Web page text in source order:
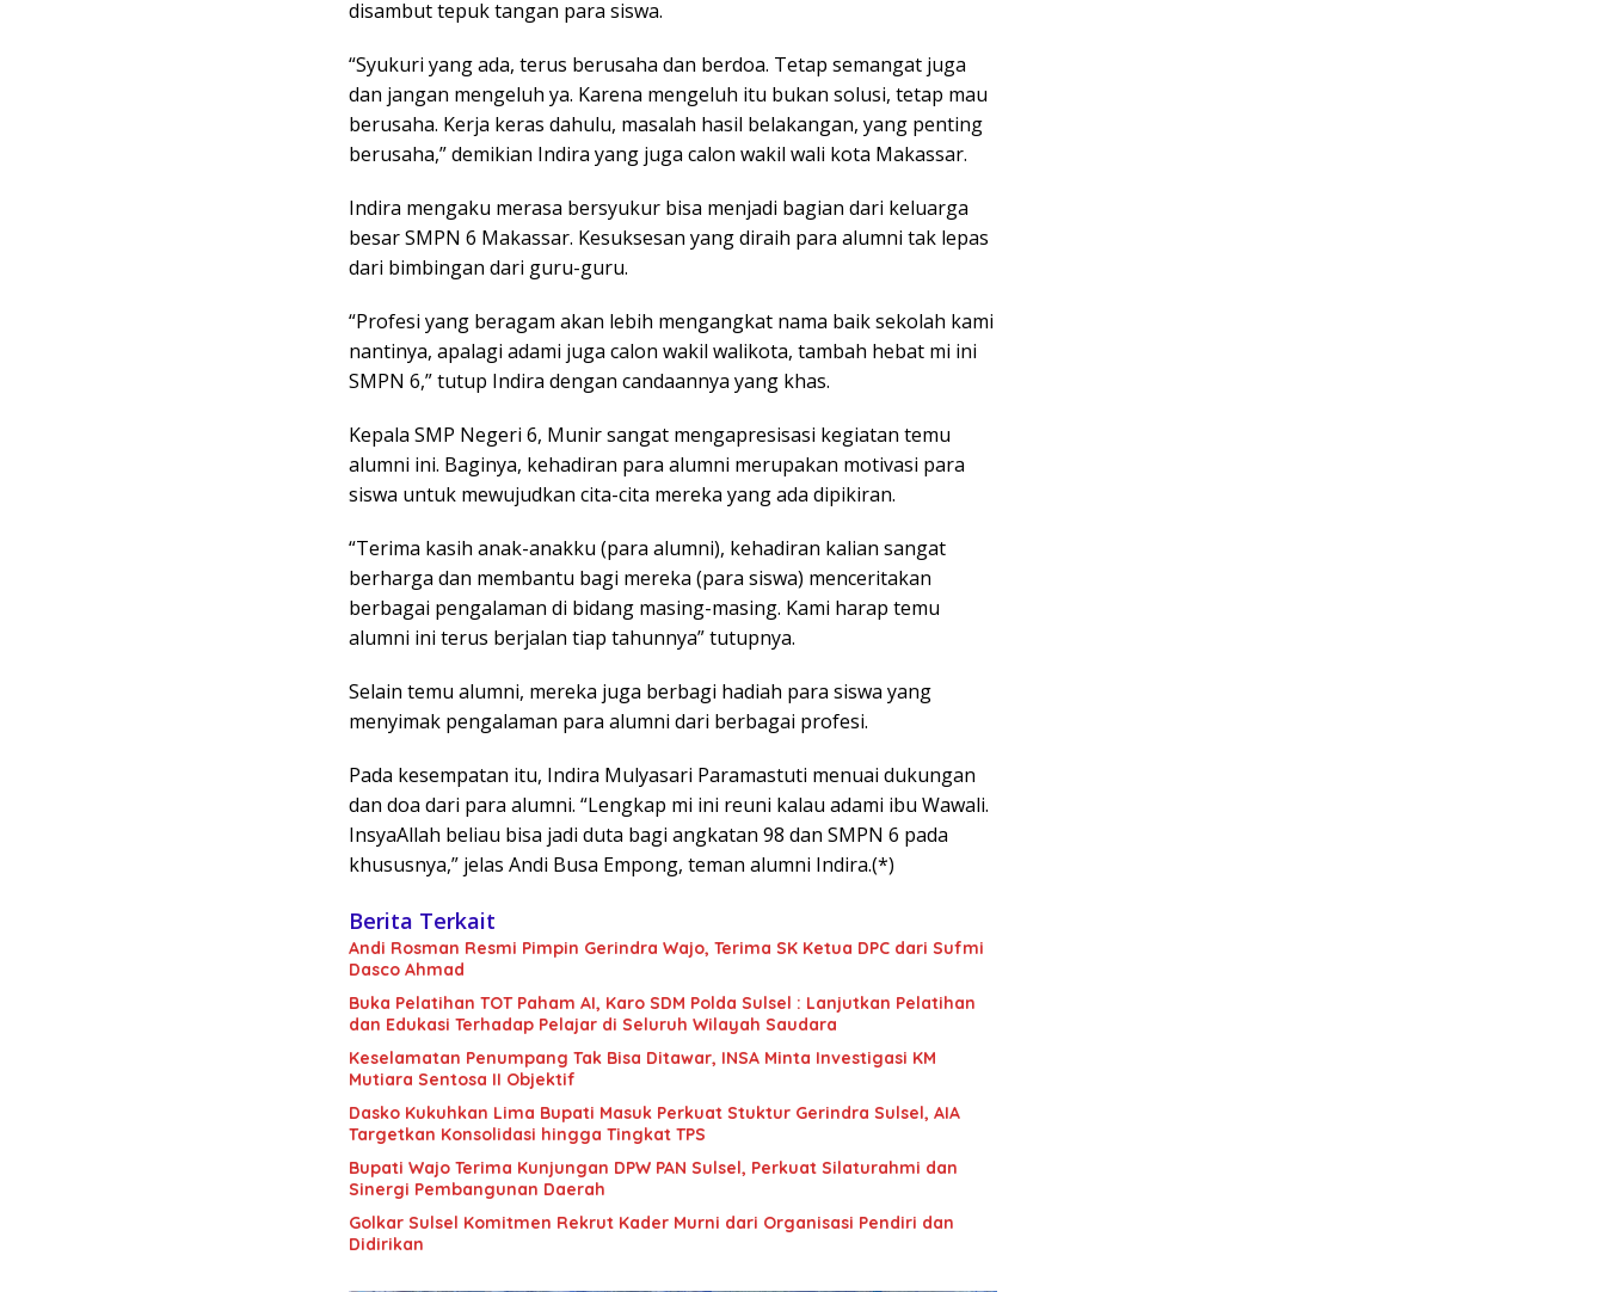
disambut tepuk tangan para siswa.
“Syukuri yang ada, terus berusaha dan berdoa. Tetap semangat juga
dan jangan mengeluh ya. Karena mengeluh itu bukan solusi, tetap mau
berusaha. Kerja keras dahulu, masalah hasil belakangan, yang penting
berusaha,” demikian Indira yang juga calon wakil wali kota Makassar.
Indira mengaku merasa bersyukur bisa menjadi bagian dari keluarga
besar SMPN 6 Makassar. Kesuksesan yang diraih para alumni tak lepas
dari bimbingan dari guru-guru.
“Profesi yang beragam akan lebih mengangkat nama baik sekolah kami
nantinya, apalagi adami juga calon wakil walikota, tambah hebat mi ini
SMPN 6,” tutup Indira dengan candaannya yang khas.
Kepala SMP Negeri 6, Munir sangat mengapresisasi kegiatan temu
alumni ini. Baginya, kehadiran para alumni merupakan motivasi para
siswa untuk mewujudkan cita-cita mereka yang ada dipikiran.
“Terima kasih anak-anakku (para alumni), kehadiran kalian sangat
berharga dan membantu bagi mereka (para siswa) menceritakan
berbagai pengalaman di bidang masing-masing. Kami harap temu
alumni ini terus berjalan tiap tahunnya” tutupnya.
Selain temu alumni, mereka juga berbagi hadiah para siswa yang
menyimak pengalaman para alumni dari berbagai profesi.
Pada kesempatan itu, Indira Mulyasari Paramastuti menuai dukungan
dan doa dari para alumni. “Lengkap mi ini reuni kalau adami ibu Wawali.
InsyaAllah beliau bisa jadi duta bagi angkatan 98 dan SMPN 6 pada
khususnya,” jelas Andi Busa Empong, teman alumni Indira.(*)
Berita Terkait
Andi Rosman Resmi Pimpin Gerindra Wajo, Terima SK Ketua DPC dari Sufmi
Dasco Ahmad
Buka Pelatihan TOT Paham AI, Karo SDM Polda Sulsel : Lanjutkan Pelatihan
dan Edukasi Terhadap Pelajar di Seluruh Wilayah Saudara
Keselamatan Penumpang Tak Bisa Ditawar, INSA Minta Investigasi KM
Mutiara Sentosa II Objektif
Dasko Kukuhkan Lima Bupati Masuk Perkuat Stuktur Gerindra Sulsel, AIA
Targetkan Konsolidasi hingga Tingkat TPS
Bupati Wajo Terima Kunjungan DPW PAN Sulsel, Perkuat Silaturahmi dan
Sinergi Pembangunan Daerah
Golkar Sulsel Komitmen Rekrut Kader Murni dari Organisasi Pendiri dan
Didirikan